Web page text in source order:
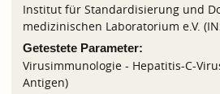
Institut für Standardisierung und
medizinischen Laboratorium e.V.
Getestete Parameter:
Virusimmunologie - Hepatitis-C-
Antigen)